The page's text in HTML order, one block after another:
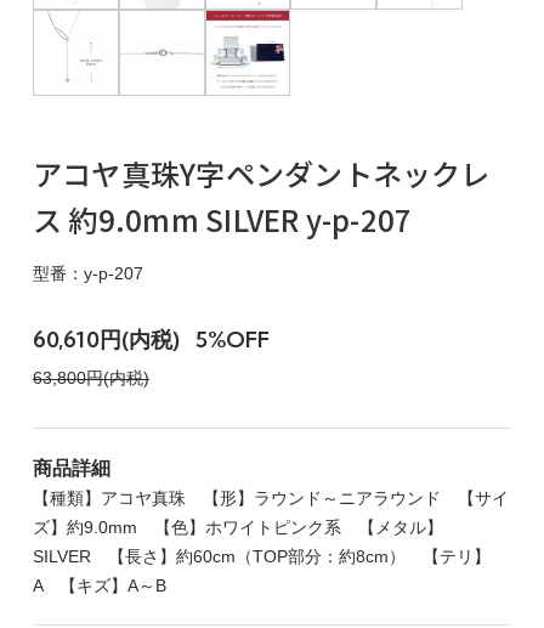
アコヤ真珠Y字ペンダントネックレ
ス 約9.0mm SILVER y-p-207
型番：y-p-207
60,610円(内税) 5%OFF
63,800円(内税)
商品詳細
【種類】アコヤ真珠 【形】ラウンド～ニアラウンド 【サイ
ズ】約9.0mm 【色】ホワイトピンク系 【メタル】
SILVER 【長さ】約60cm（TOP部分：約8cm） 【テリ】
A 【キズ】A～B